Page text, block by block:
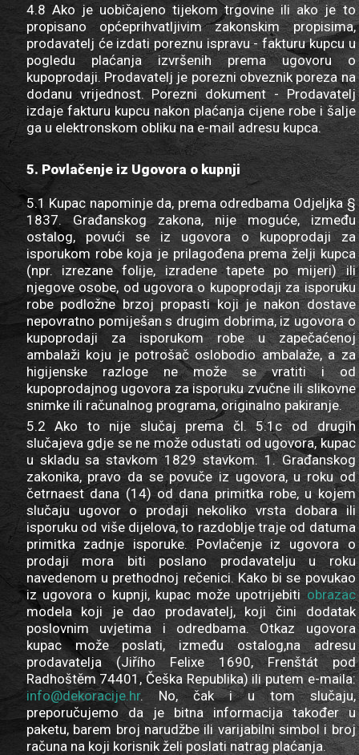
4.8 Ako je uobičajeno tijekom trgovine ili ako je to
propisano općeprihvatljivim zakonskim propisima,
prodavatelj će izdati poreznu ispravu - fakturu kupcu u
pogledu plaćanja izvršenih prema ugovoru o
kupoprodaji. Prodavatelj je porezni obveznik poreza na
dodanu vrijednost. Porezni dokument - Prodavatelj
izdaje fakturu kupcu nakon plaćanja cijene robe i šalje
ga u elektronskom obliku na e-mail adresu kupca.
5. Povlačenje iz Ugovora o kupnji
5.1 Kupac napominje da, prema odredbama Odjeljka §
1837. Građanskog zakona, nije moguće, između
ostalog, povući se iz ugovora o kupoprodaji za
isporukom robe koja je prilagođena prema želji kupca
(npr. izrezane folije, izradene tapete po mijeri) ili
njegove osobe, od ugovora o kupoprodaji za isporuku
robe podložne brzoj propasti koji je nakon dostave
nepovratno pomiješan s drugim dobrima, iz ugovora o
kupoprodaji za isporukom robe u zapečaćenoj
ambalaži koju je potrošač oslobodio ambalaže, a za
higijenske razloge ne može se vratiti i od
kupoprodajnog ugovora za isporuku zvučne ili slikovne
snimke ili računalnog programa, originalno pakiranje.
5.2 Ako to nije slučaj prema čl. 5.1c od drugih
slučajeva gdje se ne može odustati od ugovora, kupac
u skladu sa stavkom 1829 stavkom. 1. Građanskog
zakonika, pravo da se povuče iz ugovora, u roku od
četrnaest dana (14) od dana primitka robe, u kojem
slučaju ugovor o prodaji nekoliko vrsta dobara ili
isporuku od više dijelova, to razdoblje traje od datuma
primitka zadnje isporuke. Povlačenje iz ugovora o
prodaji mora biti poslano prodavatelju u roku
navedenom u prethodnoj rečenici. Kako bi se povukao
iz ugovora o kupnji, kupac može upotrijebiti obrazac
modela koji je dao prodavatelj, koji čini dodatak
poslovnim uvjetima i odredbama. Otkaz ugovora
kupac može poslati, između ostalog,na adresu
prodavatelja (Jiřího Felixe 1690, Frenštát pod
Radhoštěm 74401, Češka Republika) ili putem e-maila:
info@dekoracije.hr. No, čak i u tom slučaju,
preporučujemo da je bitna informacija također u
paketu, barem broj narudžbe ili varijabilni simbol i broj
računa na koji korisnik želi poslati natrag plaćanja.